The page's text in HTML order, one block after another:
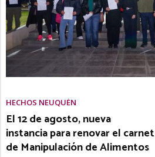
HECHOS NEUQUÉN
El 12 de agosto, nueva
instancia para renovar el carnet
de Manipulación de Alimentos